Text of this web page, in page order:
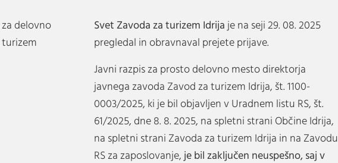
za delovno
turizem
Svet Zavoda za turizem Idrija je na seji 29. 08. 2025
pregledal in obravnaval prejete prijave.
Javni razpis za prosto delovno mesto direktorja
javnega zavoda Zavod za turizem Idrija, št. 1100-
0003/2025, ki je bil objavljen v Uradnem listu RS, št.
61/2025, dne 8. 8. 2025, na spletni strani Občine Idrija,
na spletni strani Zavoda za turizem Idrija in na Zavodu
RS za zaposlovanje, je bil zaključen neuspešno, saj v